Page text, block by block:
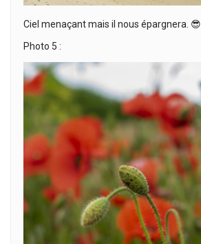
Ciel menaçant mais il nous épargnera. 😎
Photo 5 :